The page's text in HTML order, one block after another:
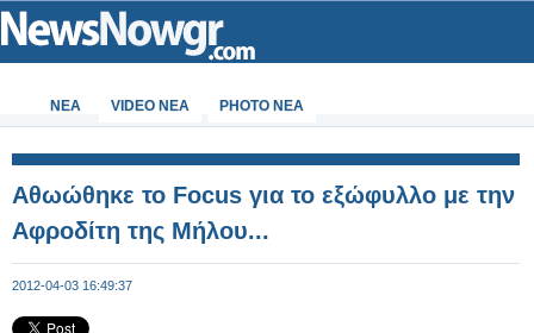
ΝΕΑ VIDEO NEA PHOTO NEA
Αθωώθηκε το Focus για το εξώφυλλο με την
Αφροδίτη της Μήλου...
2012-04-03 16:49:37